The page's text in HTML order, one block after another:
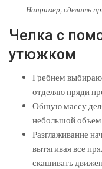
Например, сделать
Челка с
утюжком
Гребнем
отделяю пряди
Общую массу
небольшой объем
Разглаживание
вытягивая все
скашивать